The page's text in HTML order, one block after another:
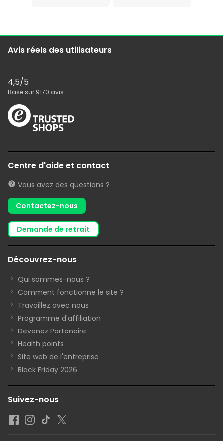
Avis réels des utilisateurs
4,5/5
Basé sur 9170 avis
Centre d'aide et contact
Vous avez des questions ?
Contactez-nous
demande de retrait
Découvrez-nous
Qui sommes-nous ?
Comment fonctionne le site ?
Travaillez avec nous
Programme d'affiliation
Devenez Partenaire
Health points
Site web de l'entreprise
Black Friday 2026
Suivez-nous